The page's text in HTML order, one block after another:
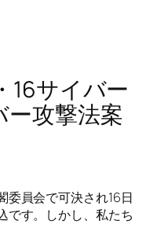
16サイバー
攻撃法案
委員会で可決され16日
です。しかし、私たち